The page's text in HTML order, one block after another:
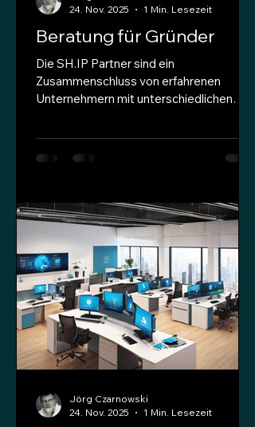
Beratung für Gründer
Die SH.IP Partner sind ein
Zusammenschluss von erfahrenen
Unternehmern mit unterschiedlichen
beraten und an ihren langjährigen
stellen wir Checklisten zu
unterschiedlichen Themen für
Unternehmensgründer/Startups zur
Verfügung, die als Basis für ein erstes
(kostenloses) Gespräch dienen.
Kontaktaufnahme bitte nur über
info@sh-ip.or
24. Nov. 2025
1 Min. Lesezeit
Jörg Czarnowski
24. Nov. 2025
1 Min. Lesezeit